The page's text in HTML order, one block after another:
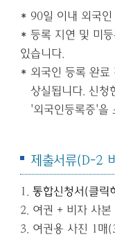
* 90일 이내 외국
*등록 지연 및 미
있습니다.
* 외국인 등록 완료
상실됩니다. 신청
'외국인등록증'을
제출서류(D-2
1.통합신청서(클릭
2. 여권 + 비자 사본
3. 여권용 사진 1매